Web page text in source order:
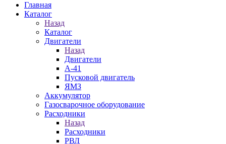
Главная
Каталог
Назад
Каталог
Двигатели
Назад
Двигатели
А-41
Пусковой двигатель
ЯМЗ
Аккумулятор
Газосварочное оборудование
Расходники
Назад
Расходники
РВД